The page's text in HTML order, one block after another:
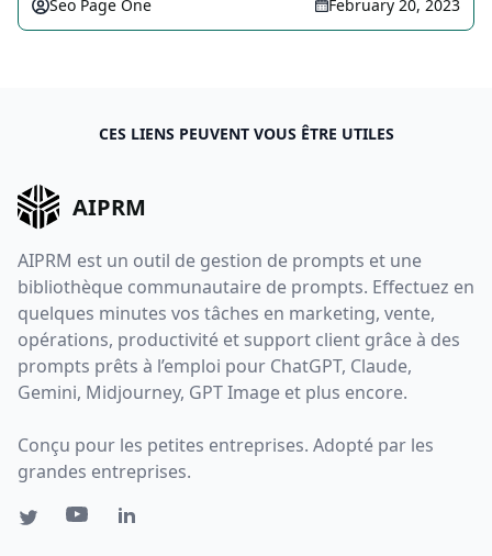
Seo Page One February 20, 2023
CES LIENS PEUVENT VOUS ÊTRE UTILES
AIPRM
AIPRM est un outil de gestion de prompts et une
bibliothèque communautaire de prompts. Effectuez en
quelques minutes vos tâches en marketing, vente,
opérations, productivité et support client grâce à des
prompts prêts à l’emploi pour ChatGPT, Claude,
Gemini, Midjourney, GPT Image et plus encore.
Conçu pour les petites entreprises. Adopté par les
grandes entreprises.